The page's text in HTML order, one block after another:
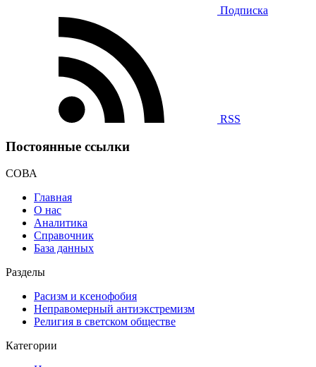
Подписка
RSS
Постоянные ссылки
СОВА
Главная
О нас
Аналитика
Справочник
База данных
Разделы
Расизм и ксенофобия
Неправомерный антиэкстремизм
Религия в светском обществе
Категории